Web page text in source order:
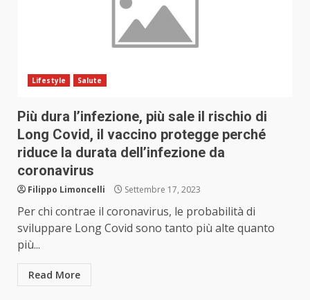
Lifestyle Salute
Più dura l’infezione, più sale il rischio di
Long Covid, il vaccino protegge perché
riduce la durata dell’infezione da
coronavirus
Filippo Limoncelli Settembre 17, 2023
Per chi contrae il coronavirus, le probabilità di
sviluppare Long Covid sono tanto più alte quanto
più...
Read More